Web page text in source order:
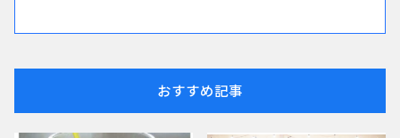
おすすめ記事